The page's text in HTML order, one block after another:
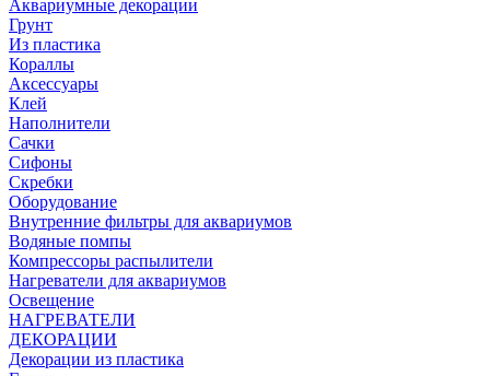
Аквариумные декорации
Грунт
Из пластика
Кораллы
Аксессуары
Клей
Наполнители
Сачки
Сифоны
Скребки
Оборудование
Внутренние фильтры для аквариумов
Водяные помпы
Компрессоры распылители
Нагреватели для аквариумов
Освещение
НАГРЕВАТЕЛИ
ДЕКОРАЦИИ
Декорации из пластика